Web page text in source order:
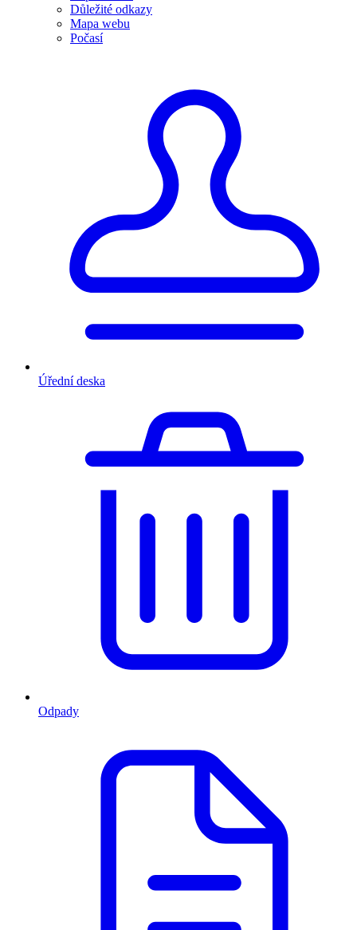
Důležité odkazy
Mapa webu
Počasí
Úřední deska
Odpady